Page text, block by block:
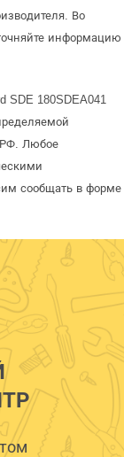
Во
информацию
SDE 180SDEA041
РФ. Любое
сообщать в форме